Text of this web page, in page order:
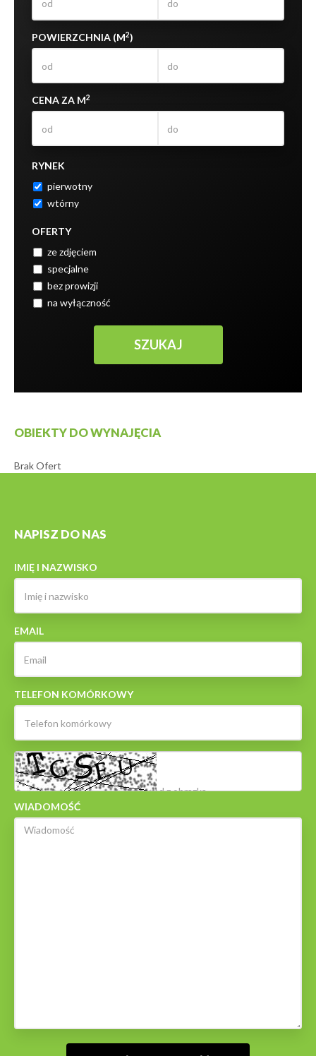
POWIERZCHNIA (M2)
CENA ZA M2
RYNEK
pierwotny
wtórny
OFERTY
ze zdjęciem
specjalne
bez prowizji
na wyłączność
OBIEKTY DO WYNAJĘCIA
Brak Ofert
NAPISZ DO NAS
IMIĘ I NAZWISKO
EMAIL
TELEFON KOMÓRKOWY
WIADOMOŚĆ